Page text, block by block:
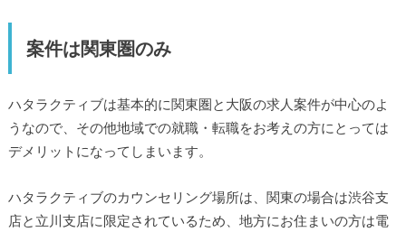
案件は関東圏のみ
ハタラクティブは基本的に関東圏と大阪の求人案件が中心のよ
うなので、その他地域での就職・転職をお考えの方にとっては
デメリットになってしまいます。
ハタラクティブのカウンセリング場所は、関東の場合は渋谷支
店と立川支店に限定されているため、地方にお住まいの方は電